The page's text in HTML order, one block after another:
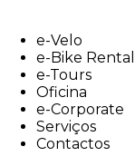
contente-Velo
e-Bike
e-Tours
Oficina
e-Corporate
Serviços
Contactos